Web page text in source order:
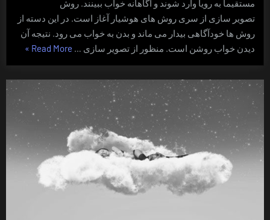
مستقیما به رویا وارد شوند و آگاهانه خواب ببینند. روش
تصویر سازی از سری روش های هوشیار آغاز است. در این دسته از
روش ها خودآگاهی بیدار می ماند و بدن به خواب می رود. نتیجه آن
دیدن خواب روشن است. منظور از تصویر سازی … Read More “خواب
با
»